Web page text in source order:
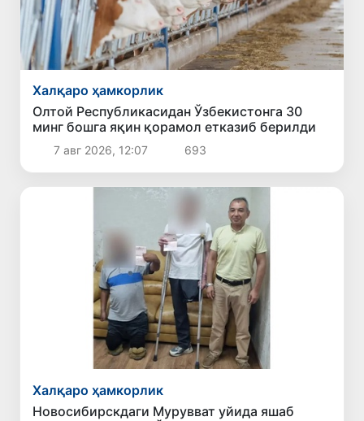
Халқаро ҳамкорлик
Олтой Республикасидан Ўзбекистонга 30
минг бошга яқин қорамол етказиб берилди
7 авг 2026, 12:07 693
Халқаро ҳамкорлик
Новосибирскдаги Мурувват уйида яшаб